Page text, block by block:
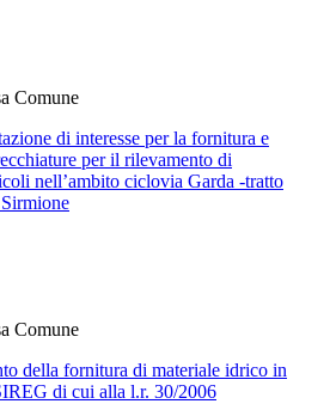
Comune
di interesse per la fornitura e
per il rilevamento di
nell’ambito ciclovia Garda -tratto
Comune
della fornitura di materiale idrico in
di cui alla l.r. 30/2006